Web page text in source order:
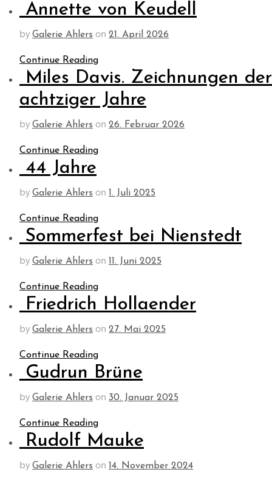
Annette von Keudell
by Galerie Ahlers on 21. April 2026
Continue Reading
Miles Davis. Zeichnungen der
achtziger Jahre
by Galerie Ahlers on 26. Februar 2026
Continue Reading
44 Jahre
by Galerie Ahlers on 1. Juli 2025
Continue Reading
Sommerfest bei Nienstedt
by Galerie Ahlers on 11. Juni 2025
Continue Reading
Friedrich Hollaender
by Galerie Ahlers on 27. Mai 2025
Continue Reading
Gudrun Brüne
by Galerie Ahlers on 30. Januar 2025
Continue Reading
Rudolf Mauke
by Galerie Ahlers on 14. November 2024